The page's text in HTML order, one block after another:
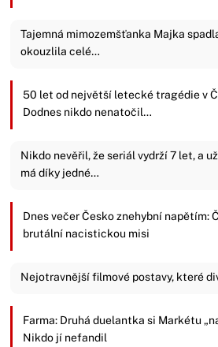
Tajemná mimozemšťanka Majka
okouzlila celé…
50 let od největší letecké tragédie v
Dodnes nikdo nenatočil…
Nikdo nevěřil, že seriál vydrží 7 let, a
má díky jedné…
Dnes večer Česko znehybní napětím:
brutální nacistickou misi
Nejotravnější filmové postavy, které
Farma: Druhá duelantka si Markétu
Nikdo jí nefandil